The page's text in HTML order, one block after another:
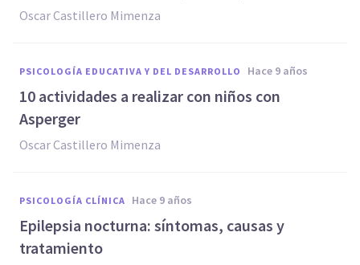
Oscar Castillero Mimenza
PSICOLOGÍA EDUCATIVA Y DEL DESARROLLO hace 9 años
10 actividades a realizar con niños con
Asperger
Oscar Castillero Mimenza
PSICOLOGÍA CLÍNICA hace 9 años
Epilepsia nocturna: síntomas, causas y
tratamiento